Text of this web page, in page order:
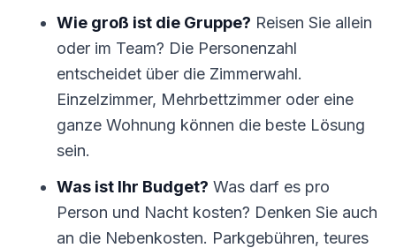
Wie groß ist die Gruppe? Reisen Sie allein
oder im Team? Die Personenzahl
entscheidet über die Zimmerwahl.
Einzelzimmer, Mehrbettzimmer oder eine
ganze Wohnung können die beste Lösung
sein.
Was ist Ihr Budget? Was darf es pro
Person und Nacht kosten? Denken Sie auch
an die Nebenkosten. Parkgebühren, teures